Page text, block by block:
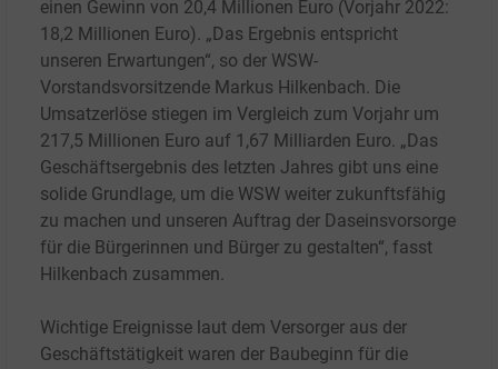
einen Gewinn von 20,4 Millionen Euro (Vorjahr 2022:
18,2 Millionen Euro). „Das Ergebnis entspricht
unseren Erwartungen“, so der WSW-
Vorstandsvorsitzende Markus Hilkenbach. Die
Umsatzerlöse stiegen im Vergleich zum Vorjahr um
217,5 Millionen Euro auf 1,67 Milliarden Euro. „Das
Geschäftsergebnis des letzten Jahres gibt uns eine
solide Grundlage, um die WSW weiter zukunftsfähig
zu machen und unseren Auftrag der Daseinsvorsorge
für die Bürgerinnen und Bürger zu gestalten“, fasst
Hilkenbach zusammen.
Wichtige Ereignisse laut dem Versorger aus der
Geschäftstätigkeit waren der Baubeginn für die